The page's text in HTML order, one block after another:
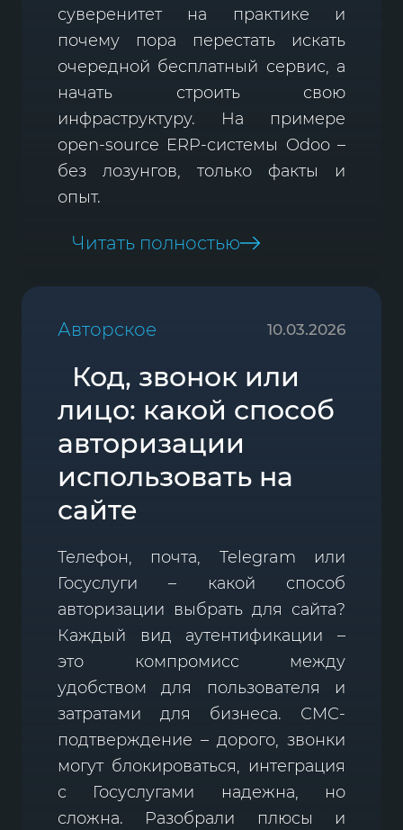
суверенитет на практике и
почему пора перестать искать
очередной бесплатный сервис, а
начать строить свою
инфраструктуру. На примере
open-source ERP-системы Odoo –
без лозунгов, только факты и
опыт.
Читать полностью
Авторское 10.03.2026
Код, звонок или
лицо: какой способ
авторизации
использовать на
сайте
Телефон, почта, Telegram или
Госуслуги – какой способ
авторизации выбрать для сайта?
Каждый вид аутентификации –
это компромисс между
удобством для пользователя и
затратами для бизнеса. СМС-
подтверждение – дорого, звонки
могут блокироваться, интеграция
с Госуслугами надежна, но
сложна. Разобрали плюсы и